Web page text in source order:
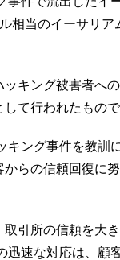
相当のイーサリア
ッキング被害者へ
て行われたもので
キング事件を教訓
らの信頼回復に
取引所の信頼を大
迅速な対応は、顧